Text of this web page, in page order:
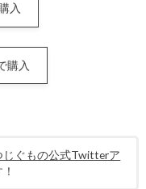
入
購入
じぐもの公式Twitterア